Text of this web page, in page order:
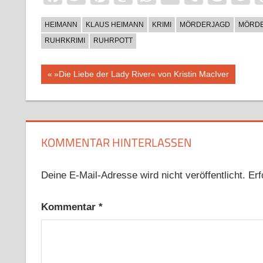
HEIMANN KLAUS HEIMANN KRIMI MÖRDERJAGD
RUHRKRIMI
RUHRPOTT
Beitragsnavigation
Vorheriger
»Die Liebe der Lady River« von Kristin MacIver
KOMMENTAR HINTERLASSEN
Deine E-Mail-Adresse wird nicht veröffentlicht.
Kommentar *